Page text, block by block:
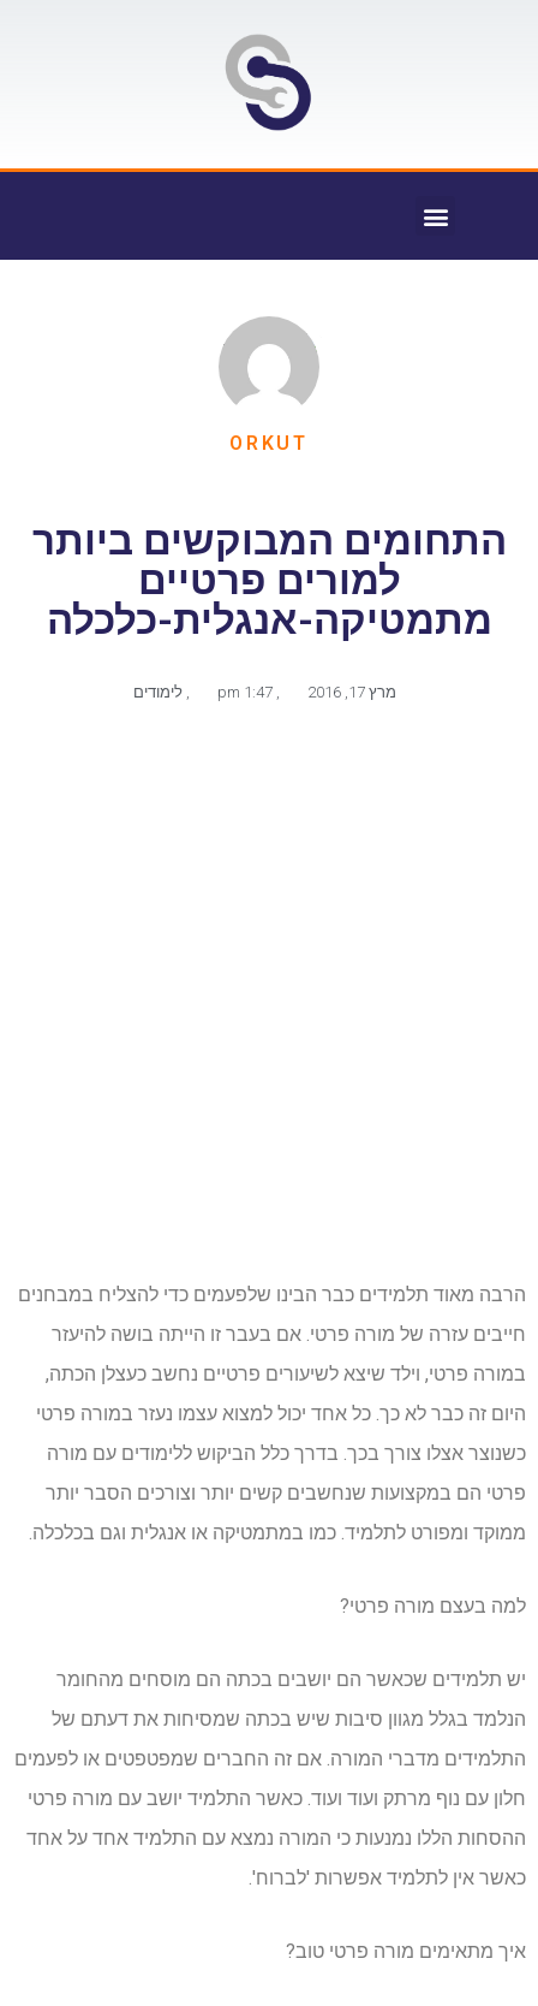
ORKUT
התחומים המבוקשים ביותר
למורים פרטיים
מתמטיקה-אנגלית-כלכלה
מרץ 17, 2016 1:47 pm לימודים
הרבה מאוד תלמידים כבר הבינו שלפעמים כדי להצליח במבחנים
חייבים עזרה של מורה פרטי. אם בעבר זו הייתה בושה להיעזר
במורה פרטי, וילד שיצא לשיעורים פרטיים נחשב כעצלן הכתה,
היום זה כבר לא כך. כל אחד יכול למצוא עצמו נעזר במורה פרטי
כשנוצר אצלו צורך בכך. בדרך כלל הביקוש ללימודים עם מורה
פרטי הם במקצועות שנחשבים קשים יותר וצורכים הסבר יותר
ממוקד ומפורט לתלמיד. כמו במתמטיקה או אנגלית וגם בכלכלה.
למה בעצם מורה פרטי?
יש תלמידים שכאשר הם יושבים בכתה הם מוסחים מהחומר
הנלמד בגלל מגוון סיבות שיש בכתה שמסיחות את דעתם של
התלמידים מדברי המורה. אם זה החברים שמפטפטים או לפעמים
חלון עם נוף מרתק ועוד ועוד. כאשר התלמיד יושב עם מורה פרטי
ההסחות הללו נמנעות כי המורה נמצא עם התלמיד אחד על אחד
כאשר אין לתלמיד אפשרות 'לברוח'.
איך מתאימים מורה פרטי טוב?